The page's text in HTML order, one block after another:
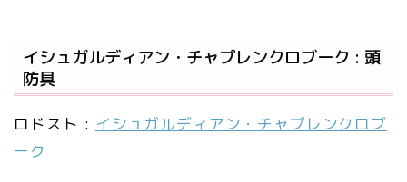
イシュガルディアン・チャプレンクロブーク : 頭
防具
ロドスト : イシュガルディアン・チャプレンクロブ
ーク